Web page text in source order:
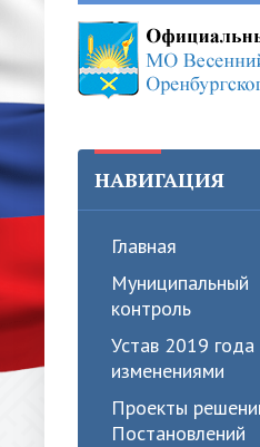
НАВИГАЦИЯ
Главная
Муниципальный
контроль
Устав 2019 года
изменениями
Проекты
Постановлений